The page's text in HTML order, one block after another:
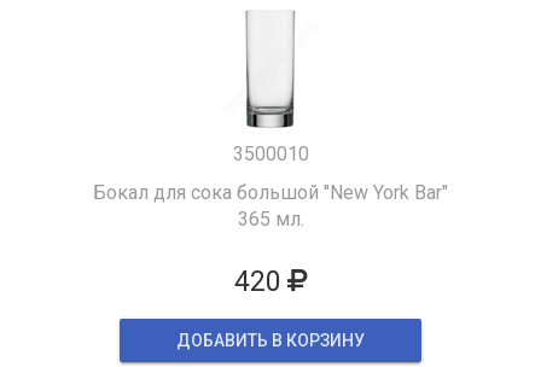
3500010
Бокал для сока большой "New York Bar"
365 мл.
420
ДОБАВИТЬ В КОРЗИНУ